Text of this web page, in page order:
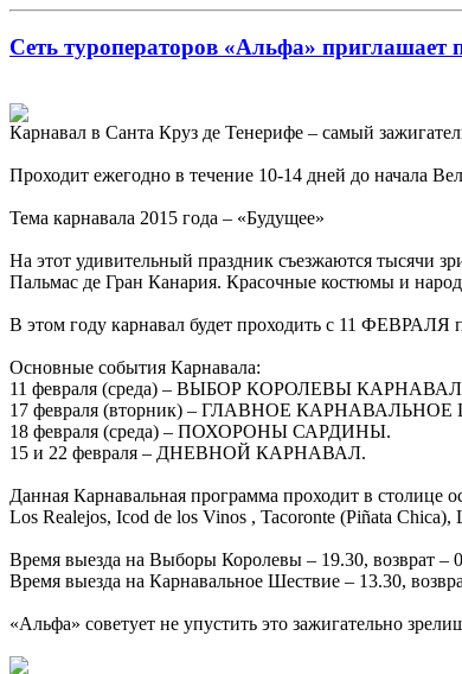
Сеть туроператоров «Альфа» приглашает
Карнавал в Санта Круз де Тенерифе – самый
Проходит ежегодно в течение 10-14 дней до начала
Тема карнавала 2015 года – «Будущее»
На этот удивительный праздник съезжаются тысячи
Пальмас де Гран Канария. Красочные костюмы и
В этом году карнавал будет проходить с 11
Основные события Карнавала:
11 февраля (среда) – ВЫБОР КОРОЛЕВЫ
17 февраля (вторник) – ГЛАВНОЕ
18 февраля (среда) – ПОХОРОНЫ САРДИНЫ.
15 и 22 февраля – ДНЕВНОЙ КАРНАВАЛ.
Данная Карнавальная программа проходит в столице
Los Realejos, Icod de los Vinos , Tacoronte (Piñata
Время выезда на Выборы Королевы – 19.30, возврат –
Время выезда на Карнавальное Шествие – 13.30,
«Альфа» советует не упустить это зажигательно